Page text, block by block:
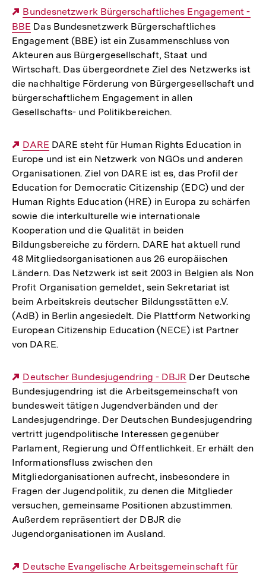
Externer
Link:
Bundesnetzwerk Bürgerschaftliches Engagement -
BBE Das Bundesnetzwerk Bürgerschaftliches
Engagement (BBE) ist ein Zusammenschluss von
Akteuren aus Bürgergesellschaft, Staat und
Wirtschaft. Das übergeordnete Ziel des Netzwerks ist
die nachhaltige Förderung von Bürgergesellschaft und
bürgerschaftlichem Engagement in allen
Gesellschafts- und Politikbereichen.
Externer
Link:
DARE DARE steht für Human Rights Education in
Europe und ist ein Netzwerk von NGOs und anderen
Organisationen. Ziel von DARE ist es, das Profil der
Education for Democratic Citizenship (EDC) und der
Human Rights Education (HRE) in Europa zu schärfen
sowie die interkulturelle wie internationale
Kooperation und die Qualität in beiden
Bildungsbereiche zu fördern. DARE hat aktuell rund
48 Mitgliedsorganisationen aus 26 europäischen
Ländern. Das Netzwerk ist seit 2003 in Belgien als Non
Profit Organisation gemeldet, sein Sekretariat ist
beim Arbeitskreis deutscher Bildungsstätten e.V.
(AdB) in Berlin angesiedelt. Die Plattform Networking
European Citizenship Education (NECE) ist Partner
von DARE.
Externer
Link:
Deutscher Bundesjugendring - DBJR Der Deutsche
Bundesjugendring ist die Arbeitsgemeinschaft von
bundesweit tätigen Jugendverbänden und der
Landesjugendringe. Der Deutschen Bundesjugendring
vertritt jugendpolitische Interessen gegenüber
Parlament, Regierung und Öffentlichkeit. Er erhält den
Informationsfluss zwischen den
Mitgliedorganisationen aufrecht, insbesondere in
Fragen der Jugendpolitik, zu denen die Mitglieder
versuchen, gemeinsame Positionen abzustimmen.
Außerdem repräsentiert der DBJR die
Jugendorganisationen im Ausland.
Externer
Deutsche Evangelische Arbeitsgemeinschaft für